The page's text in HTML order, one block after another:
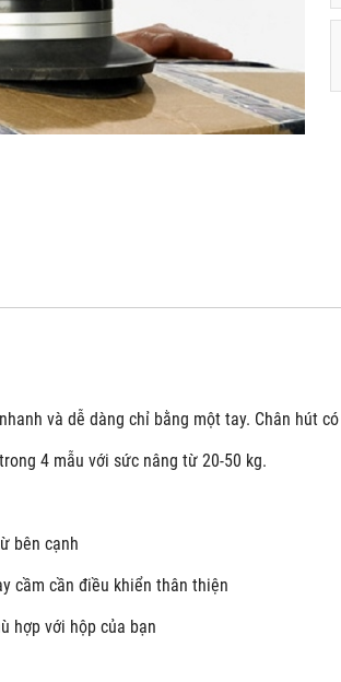
và dễ dàng chỉ bằng một tay. Chân hút
4 mẫu với sức nâng từ 20-50 kg.
bên cạnh
cầm cần điều khiển thân thiện
hợp với hộp của bạn